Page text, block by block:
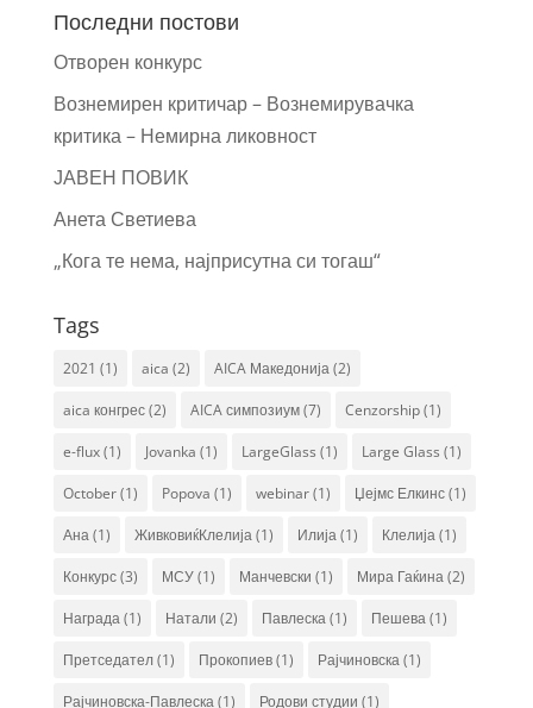
Последни постови
Отворен конкурс
Вознемирен критичар – Вознемирувачка
критика – Немирна ликовност
ЈАВЕН ПОВИК
Анета Светиева
„Кога те нема, најприсутна си тогаш“
Tags
2021 (1) aica (2) AICA Македонија(2)
aica конгрес(2) AICA симпозиум(7) Cenzorship(1)
e-flux(1) Jovanka (1) LargeGlass (1) Large Glass (1)
October(1) Popova (1) webinar(1) Џејмс Елкинс(1)
Ана(1) ЖивковиќКлелија(1) Илија(1) Клелија(1)
Конкурс(3) МСУ(1) Манчевски (1) Мира Гаќина(2)
Награда(1) Натали (2) Павлеска(1) Пешева(1)
Претседател(1) Прокопиев(1) Рајчиновска(1)
Рајчиновска-Павлеска(1) Родови студии (1)